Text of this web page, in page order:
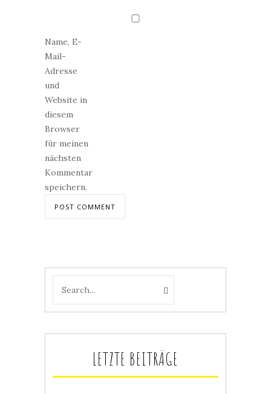
Name, E-
Mail-
Adresse
und
Website in
diesem
Browser
für meinen
nächsten
Kommentar
speichern.
LETZTE BEITRÄGE